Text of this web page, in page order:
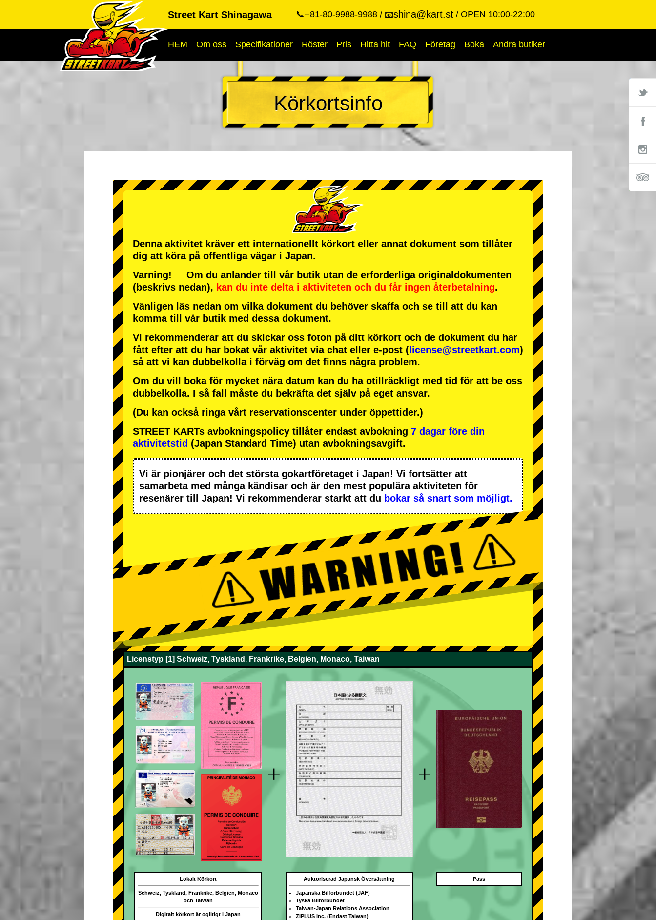
Street Kart Shinagawa 📞+81-80-9988-9988 📧shina@kart.st OPEN 10:00-22:00
HEM Om oss Specifikationer Röster Pris Hitta hit FAQ Företag Boka Andra butiker
Körkortsinfo
Denna aktivitet kräver ett internationellt körkort eller annat dokument som tillåter
dig att köra på offentliga vägar i Japan.
Varning! Om du anländer till vår butik utan de erforderliga originaldokumenten
(beskrivs nedan), kan du inte delta i aktiviteten och du får ingen återbetalning.
Vänligen läs nedan om vilka dokument du behöver skaffa och se till att du kan
komma till vår butik med dessa dokument.
Vi rekommenderar att du skickar oss foton på ditt körkort och de dokument du har
fått efter att du har bokat vår aktivitet via chat eller e-post ( license@streetkart.com)
så att vi kan dubbelkolla i förväg om det finns några problem.
Om du vill boka för mycket nära datum kan du ha otillräckligt med tid för att be oss
dubbelkolla. I så fall måste du bekräfta det själv på eget ansvar.
(Du kan också ringa vårt reservationscenter under öppettider.)
STREET KARTs avbokningspolicy tillåter endast avbokning 7 dagar före din
aktivitetstid (Japan Standard Time) utan avbokningsavgift.
Vi är pionjärer och det största gokartföretaget i Japan! Vi fortsätter att
samarbeta med många kändisar och är den mest populära aktiviteten för
resenärer till Japan! Vi rekommenderar starkt att du bokar så snart som möjligt.
Licenstyp [1] Schweiz, Tyskland, Frankrike, Belgien, Monaco, Taiwan
+ +
Lokalt Körkort
Schweiz, Tyskland, Frankrike, Belgien, Monaco
och Taiwan
Digitalt körkort är ogiltigt i Japan
Auktoriserad Japansk Översättning
Japanska Bilförbundet (JAF)
Tyska Bilförbundet
Taiwan-Japan Relations Association
ZIPLUS Inc. (Endast Taiwan)
Pass